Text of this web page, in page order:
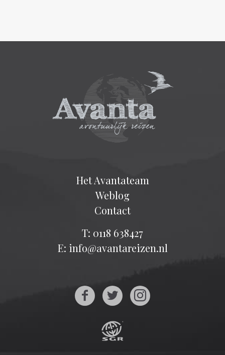
Het Avantateam
Weblog
Contact
T: 0118 638427
E: info@avantareizen.nl